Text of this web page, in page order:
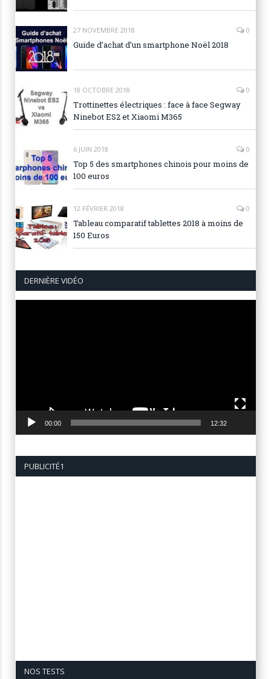
27 NOVEMBRE 2018 0
Guide d’achat d’un smartphone Noël 2018
18 OCTOBRE 2018 0
Trottinettes électriques : face à face Segway
Ninebot ES2 et Xiaomi M365
6 JUIN 2018 0
Top 5 des smartphones chinois pour moins de
100 euros
12 FÉVRIER 2018 0
Tableau comparatif tablettes 2018 à moins de
150 Euros
DERNIÈRE VIDÉO
00:00 12:32
PUBLICITÉ1
NOS TESTS